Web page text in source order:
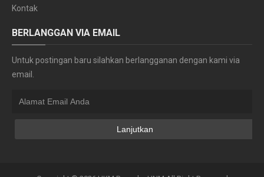
Kontak
BERLANGGAN VIA EMAIL
Untuk postingan baru silahkan berlangganan dengan kami via
email.